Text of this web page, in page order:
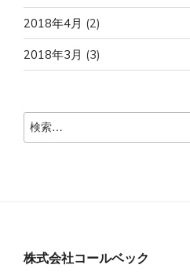
2018年4月 (2)
2018年3月 (3)
検
索:
株式会社コールベック